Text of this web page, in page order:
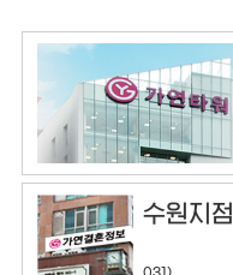
수원지점